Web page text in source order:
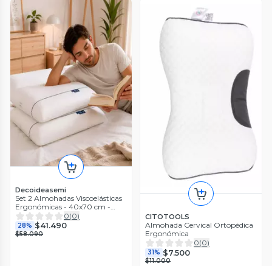
Decoideasemi
Set 2 Almohadas Viscoelásticas
Ergonómicas - 40x70 cm -
Soporte Cervical
0(0)
28% $41.490
$58.090
CITOTOOLS
Almohada Cervical Ortopédica
Ergonómica
0(0)
31% $7.500
$11.000